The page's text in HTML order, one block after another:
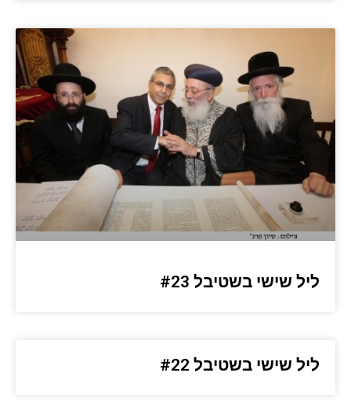
ליל שישי בשטיבל #23
ליל שישי בשטיבל #22